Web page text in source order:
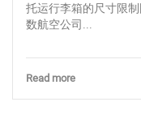
托运行李箱的尺寸限
数航空公司...
Read more